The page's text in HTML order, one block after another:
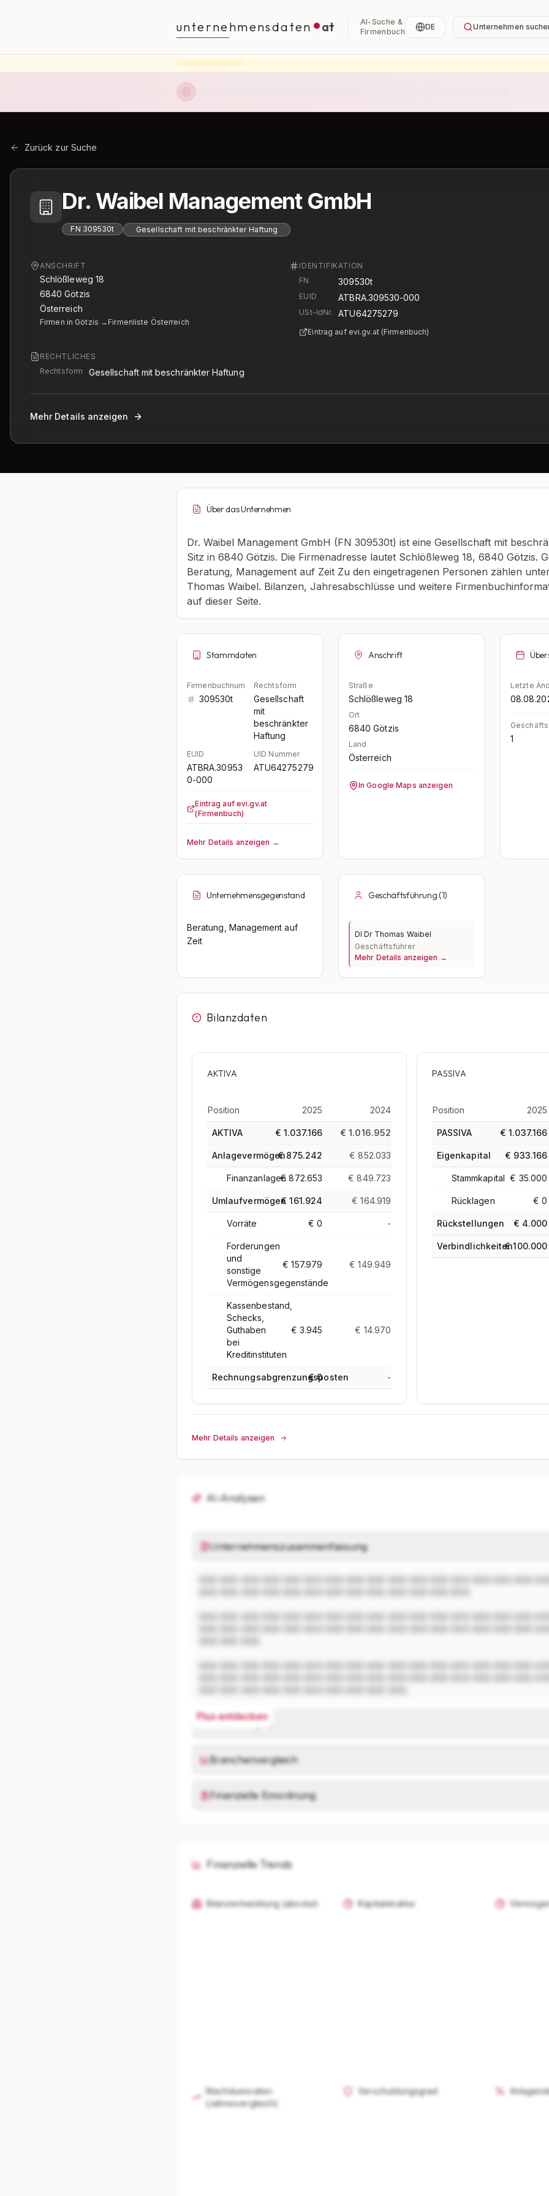
unternehmensdaten at
AI-Suche &
Firmenbuch
DE Unternehmen
Zurück zur Suche
Dr. Waibel Management GmbH
FN 309530t Gesellschaft mit beschränkter Haftung
ANSCHRIFT
Schlößleweg 18
6840Götzis
Österreich
Firmen in Götzis → Firmenliste Österreich
IDENTIFIKATION
FN
309530t
EUID ATBRA.309530-000
USt-IdNr. ATU64275279
Eintrag auf evi.gv.at (Firmenbuch)
RECHTLICHES
Rechtsform
Gesellschaft mit beschränkter Haftung
Mehr Details anzeigen
Über das Unternehmen
Dr. Waibel Management GmbH (FN 309530t) ist eine Gesellschaft mit
Sitz in 6840 Götzis. Die Firmenadresse lautet Schlößleweg 18, 6840 Götzis.
Beratung, Management auf Zeit Zu den eingetragenen Personen zählen
Thomas Waibel. Bilanzen, Jahresabschlüsse und weitere
auf dieser Seite.
Stammdaten
Firmenbuchnummer
309530t
Rechtsform
Gesellschaft
mit
beschränkter
Haftung
EUID
ATBRA.30953
0-000
UID Nummer
ATU64275279
Eintrag auf evi.gv.at
(Firmenbuch)
Mehr Details anzeigen →
Anschrift
Straße
Schlößleweg 18
Ort
6840 Götzis
Land
Österreich
In Google Maps anzeigen
Letzte
1
Unternehmensgegenstand
Beratung, Management auf
Zeit
Geschäftsführung (1)
DI Dr Thomas Waibel
Geschäftsführer
Mehr Details anzeigen →
Bilanzdaten
AKTIVA
Position 2025 2024
AKTIVA € 1.037.166 € 1.016.952
Anlagevermögen€ 875.242 € 852.033
Finanzanlagen€ 872.653 € 849.723
Umlaufvermögen€ 161.924 € 164.919
Vorräte € 0 -
Forderungen
und
sonstige
Vermögensgegenstände
€ 157.979 € 149.949
Kassenbestand,
Schecks,
Guthaben
bei
Kreditinstituten
€ 3.945 € 14.970
Rechnungsabgrenzungsposten
€ 0 -
PASSIVA
Position 2025
PASSIVA € 1.037.166
Eigenkapital € 933.166
Stammkapital € 35.000
Rücklagen € 0
Rückstellungen € 4.000
Verbindlichkeiten€ 100.000
Mehr Details anzeigen
AI-Analysen
Unternehmenszusammenfassung
Plus entdecken
Risikoanalyse
Branchenvergleich
Finanzielle Einordnung
KI-Analysen nur mit Plus
Finanzielle Trends
Bilanzentwicklung (absolut) Kapitalstruktur
Wachstumsraten
(Jahresvergleich)
Verschuldungsgrad